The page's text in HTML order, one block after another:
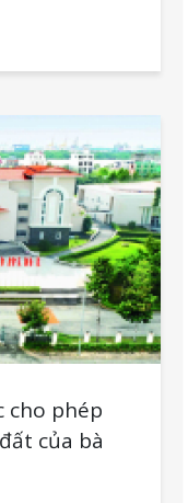
cho phép
của bà